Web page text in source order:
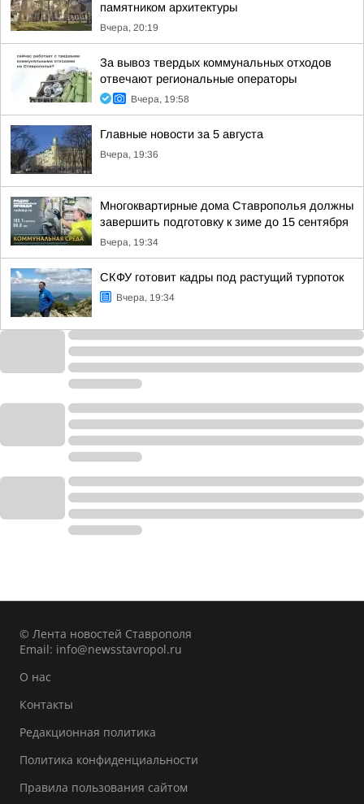
памятником архитектуры
Вчера, 20:19
За вывоз твердых коммунальных отходов
отвечают региональные операторы
Вчера, 19:58
Главные новости за 5 августа
Вчера, 19:36
Многоквартирные дома Ставрополья должны
завершить подготовку к зиме до 15 сентября
Вчера, 19:34
СКФУ готовит кадры под растущий турпоток
Вчера, 19:34
© Лента новостей Ставрополя
Email: info@newsstavropol.ru
О нас
Контакты
Редакционная политика
Политика конфиденциальности
Правила пользования сайтом